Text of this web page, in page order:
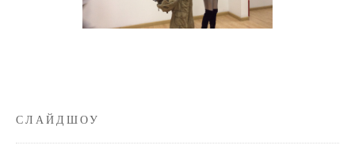
СЛАЙДШОУ